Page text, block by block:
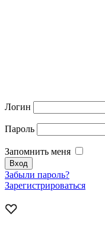
Логин
Пароль
Запомнить меня
Забыли пароль?
Зарегистрироваться